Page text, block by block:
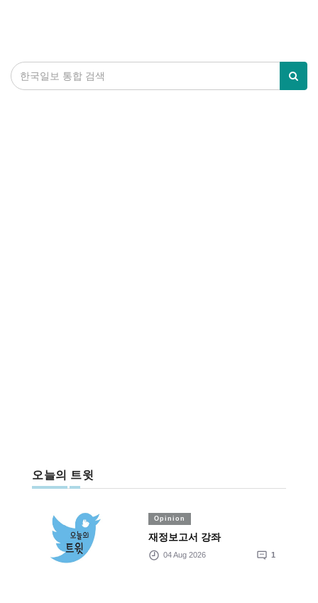
오늘의 트윗
Opinion
재정보고서 강좌
04 Aug 2026 1